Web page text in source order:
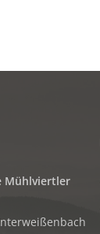
Mühlviertler